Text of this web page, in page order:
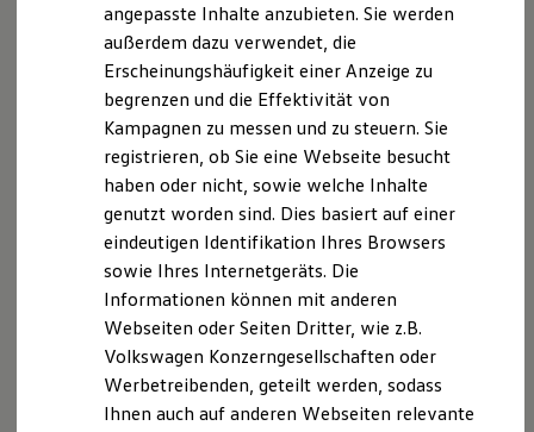
XTL-Dieselkraftstoff
Ersatzteile und Betriebsflüssigkeiten
Original Zubehör und Lifestyle Produkte
myVolkswagen
myVolkswagen Business
Elektrisch & Autonom
Elektro - & Hybridfahrzeuge
Unser Ansatz
Klimafreundlicher Strom
Reichweite & Ladelösungen
Reichweitensimulator
Ladezeitensimulator
Ladelösungen für Privatkunden
Ladelösungen für Gewerbekunden
Wallbox und Ladekabel
Förderung & Kosten der Elektrofahrzeuge
Fördermöglichkeiten für Privatkunden
Fördermöglichkeiten für Gewerbekunden
angepasste Inhalte anzubieten. Sie werden
außerdem dazu verwendet, die
Erscheinungshäufigkeit einer Anzeige zu
begrenzen und die Effektivität von
Kampagnen zu messen und zu steuern. Sie
registrieren, ob Sie eine Webseite besucht
haben oder nicht, sowie welche Inhalte
genutzt worden sind. Dies basiert auf einer
eindeutigen Identifikation Ihres Browsers
sowie Ihres Internetgeräts. Die
Informationen können mit anderen
Webseiten oder Seiten Dritter, wie z.B.
Volkswagen Konzerngesellschaften oder
Werbetreibenden, geteilt werden, sodass
Ihnen auch auf anderen Webseiten relevante